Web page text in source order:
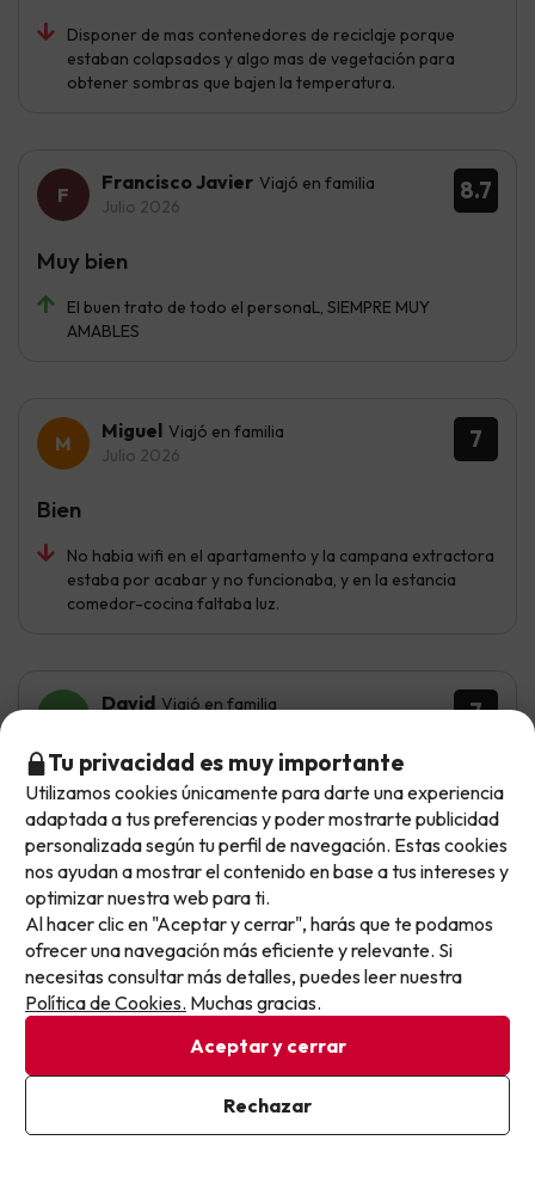
Disponer de mas contenedores de reciclaje porque
estaban colapsados y algo mas de vegetación para
obtener sombras que bajen la temperatura.
8.7
Francisco Javier Viajó en familia
Julio 2026
El buen trato de todo el personaL, SIEMPRE MUY
AMABLES
Muy bien
7
Miguel Viajó en familia
Julio 2026
No habia wifi en el apartamento y la campana extractora
estaba por acabar y no funcionaba, y en la estancia
comedor-cocina faltaba luz.
Bien
7
David Viajó en familia
Apartamento comodo con ac. Justo de utensilios. Un
poco apartado para desplazarse
La limpieza creo que podria mejorar. Tube ataque de
alergia al dormir en el dormitorio. Dormí el resto de dias
en salin
Bien
Miguel Ángel Viajó en familia
Julio 2026
No llegas tarde: llegas al siguiente.
Este chollo ya ha caducado, pero cada día lanzamos
nuevas oportunidades para viajar mejor y pagar
menos.
Apúntate y que el próximo no se te escape.
Pon tu mejor e-mail
Ya estoy suscrito
Al suscribirte, confirmas haber leído y estar de acuerdo con la
Tu privacidad es muy importante
Utilizamos cookies únicamente para darte una experiencia
adaptada a tus preferencias y poder mostrarte publicidad
personalizada según tu perfil de navegación. Estas cookies
nos ayudan a mostrar el contenido en base a tus intereses y
optimizar nuestra web para ti.
Al hacer clic en "Aceptar y cerrar", harás que te podamos
ofrecer una navegación más eficiente y relevante. Si
necesitas consultar más detalles, puedes leer nuestra
Política de Cookies. Muchas gracias.
Aceptar y cerrar
Rechazar